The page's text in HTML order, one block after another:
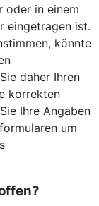
oder in einem
eingetragen ist.
könnte
daher Ihren
korrekten
Ihre Angaben
um